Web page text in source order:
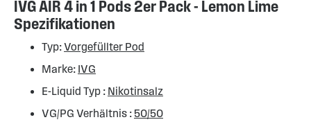
IVG AIR 4 in 1 Pods 2er Pack - Lemon Lime
Spezifikationen
Typ:Vorgefüllter Pod
Marke: IVG
E-Liquid Typ : Nikotinsalz
VG/PG Verhältnis : 50/50